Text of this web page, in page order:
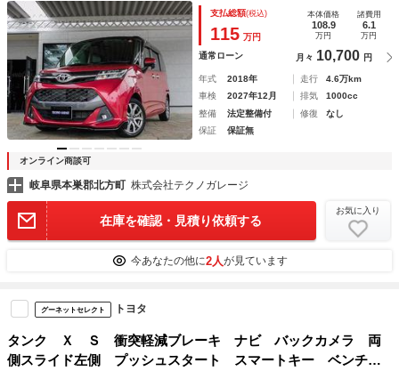
ター スマートアシストＩＩＩ コーナーセンサー ＣＤ Ｄ
ＶＤ フルセグＴＶ 両側電動スライドドア
支払総額(税込)
115 万円
本体価格
108.9
万円
諸費用
6.1
万円
通常ローン 月々 10,700 円
年式 2018年 走行
4.6万km
車検
2027年12月 排気
1000cc
整備
法定整備付 修復
なし
保証
保証無
オンライン商談可
岐阜県本巣郡北方町 株式会社テクノガレージ
在庫を確認・見積り依頼する
お気に入り
今あなたの他に2人が見ています
グーネットセレクト トヨタ
タンク Ｘ Ｓ 衝突軽減ブレーキ ナビ バックカメラ 両
側スライド左側 プッシュスタート スマートキー ベンチシ